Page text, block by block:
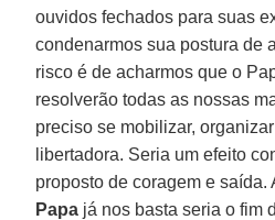
ouvidos fechados para suas
condenarmos sua postura de
risco é de acharmos que o
resolverão todas as nossas
preciso se mobilizar,
libertadora. Seria um efeito
proposto de coragem e saída.
Papa já nos basta seria o fim